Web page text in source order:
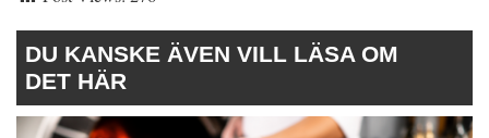
DU KANSKE ÄVEN VILL LÄSA OM
DET HÄR